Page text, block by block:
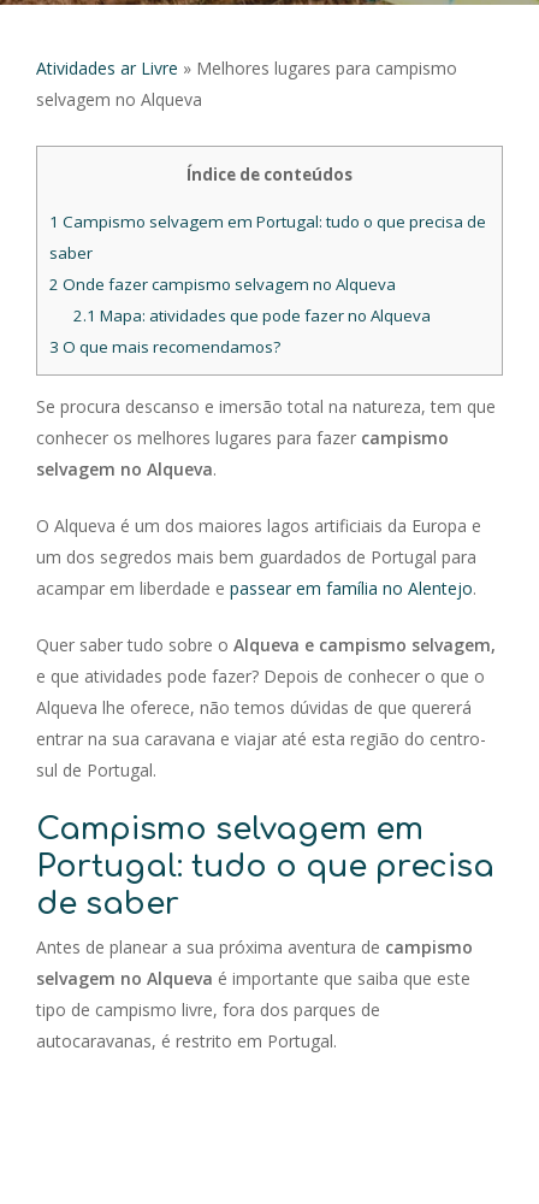
Atividades ar Livre » Melhores lugares para campismo
selvagem no Alqueva
Índice de conteúdos
1 Campismo selvagem em Portugal: tudo o que precisa de
saber
2 Onde fazer campismo selvagem no Alqueva
2.1 Mapa: atividades que pode fazer no Alqueva
3 O que mais recomendamos?
Se procura descanso e imersão total na natureza, tem que
conhecer os melhores lugares para fazer campismo
selvagem no Alqueva.
O Alqueva é um dos maiores lagos artificiais da Europa e
um dos segredos mais bem guardados de Portugal para
acampar em liberdade e passear em família no Alentejo.
Quer saber tudo sobre o Alqueva e campismo selvagem,
e que atividades pode fazer? Depois de conhecer o que o
Alqueva lhe oferece, não temos dúvidas de que quererá
entrar na sua caravana e viajar até esta região do centro-
sul de Portugal.
Campismo selvagem em
Portugal: tudo o que precisa
de saber
Antes de planear a sua próxima aventura de campismo
selvagem no Alqueva é importante que saiba que este
tipo de campismo livre, fora dos parques de
autocaravanas, é restrito em Portugal.